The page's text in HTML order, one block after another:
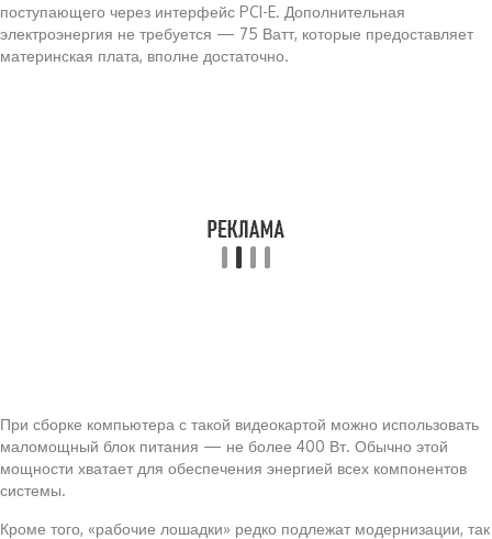
поступающего через интерфейс PCI-E. Дополнительная
электроэнергия не требуется — 75 Ватт, которые предоставляет
материнская плата, вполне достаточно.
При сборке компьютера с такой видеокартой можно использовать
маломощный блок питания — не более 400 Вт. Обычно этой
мощности хватает для обеспечения энергией всех компонентов
системы.
Кроме того, «рабочие лошадки» редко подлежат модернизации, так